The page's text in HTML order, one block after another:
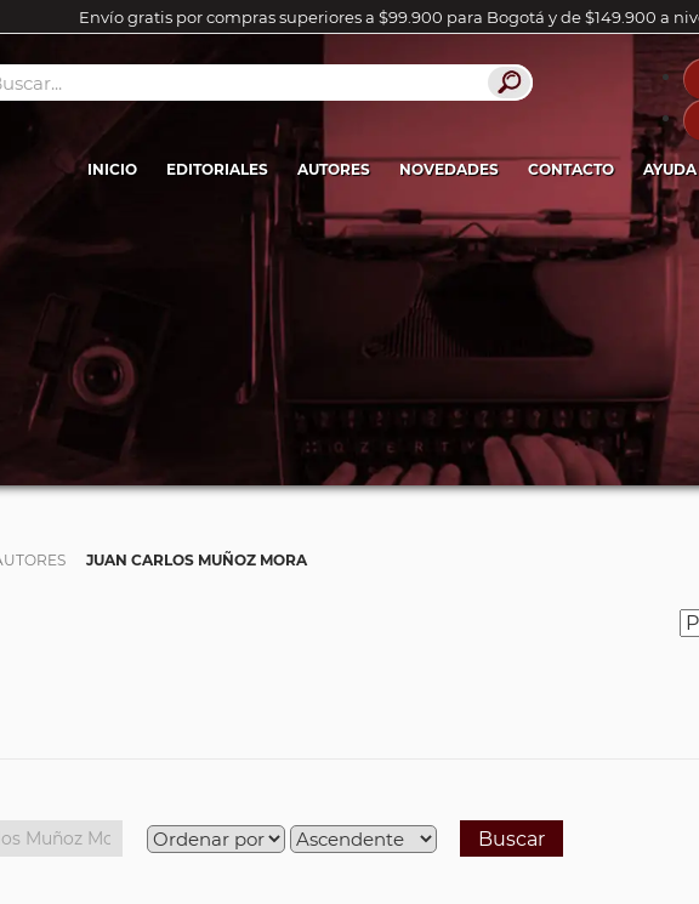
Envío gratis por compras superiores a $99.900 para Bogotá y de $149.900 a
INICIO EDITORIALES AUTORES NOVEDADES CONTACTO AYUDA
JUAN CARLOS MUÑOZ MORA
Buscar